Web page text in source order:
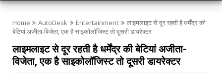
Home AutoDesk Entertainment
लाइमलाइट से दूर रहती है धर्मेंद्र की
बेटियां अजीता-विजेता, एक है साइकोलॉजिस्ट तो दूसरी डायरेक्टर
लाइमलाइट से दूर रहती है धर्मेंद्र की बेटियां अजीता-
विजेता, एक है साइकोलॉजिस्ट तो दूसरी डायरेक्टर